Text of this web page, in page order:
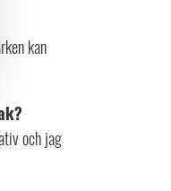
kan
och jag